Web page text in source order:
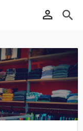
perm_identity search